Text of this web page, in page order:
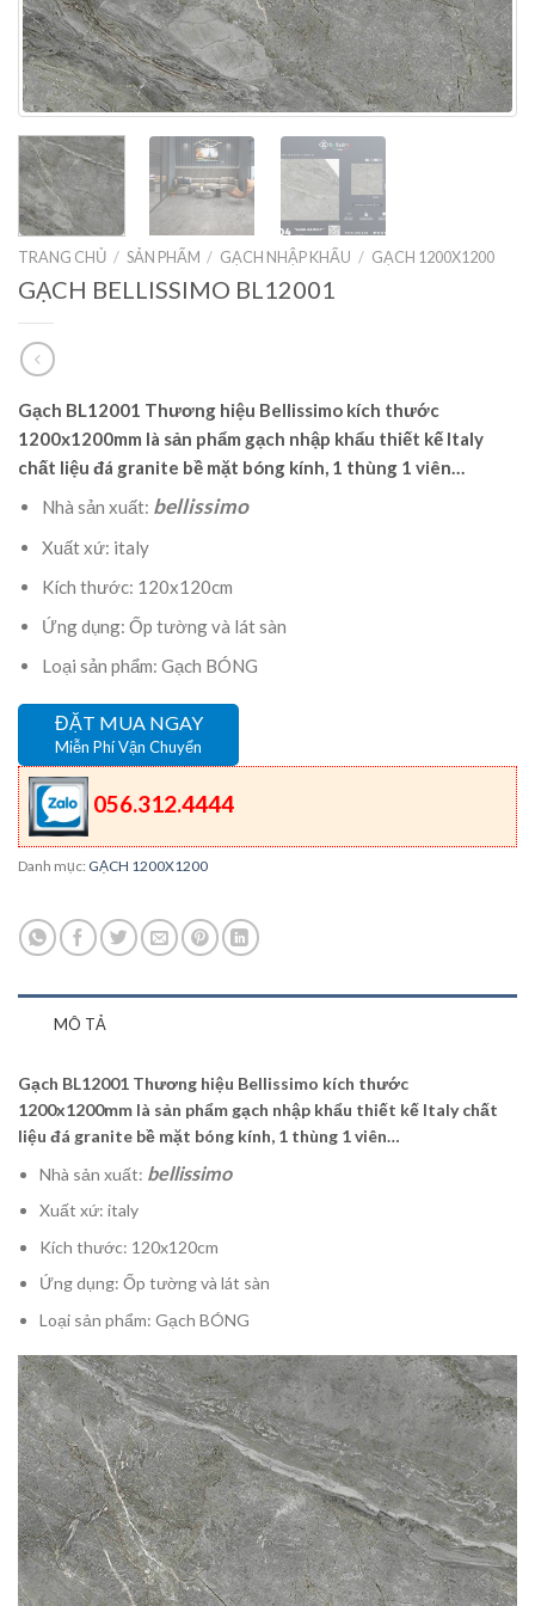
TRANG CHỦ / SẢN PHẨM / GẠCH NHẬP KHẨU / GẠCH 1200X1200
GẠCH BELLISSIMO BL12001
Gạch BL12001 Thương hiệu Bellissimo kích thước
1200x1200mm là sản phẩm gạch nhập khẩu thiết kế Italy
chất liệu đá granite bề mặt bóng kính, 1 thùng 1 viên…
Nhà sản xuất: bellissimo
Xuất xứ: italy
Kích thước: 120x120cm
Ứng dụng: Ốp tường và lát sàn
Loại sản phẩm: Gạch BÓNG
ĐẶT MUA NGAY
Miễn Phí Vận Chuyển
056.312.4444
Danh mục: GẠCH 1200X1200
MÔ TẢ
Gạch BL12001 Thương hiệu Bellissimo kích thước
1200x1200mm là sản phẩm gạch nhập khẩu thiết kế Italy chất
liệu đá granite bề mặt bóng kính, 1 thùng 1 viên…
Nhà sản xuất: bellissimo
Xuất xứ: italy
Kích thước: 120x120cm
Ứng dụng: Ốp tường và lát sàn
Loại sản phẩm: Gạch BÓNG